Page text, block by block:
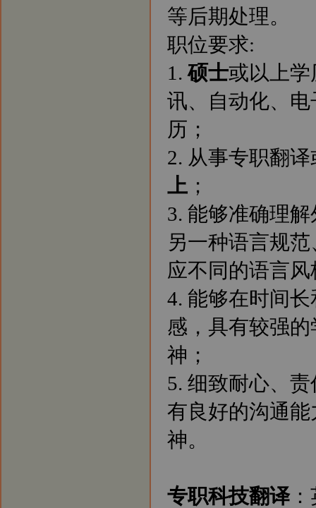
等后期处理。
职位要求:
1.硕士或以上学
讯、自动化、
历；
2. 从事专职翻
上；
3. 能够准确理
另一种语言规
应不同的语言
4. 能够在时间
感，具有较强
神；
5. 细致耐心、
有良好的沟通
神。
专职科技翻译：